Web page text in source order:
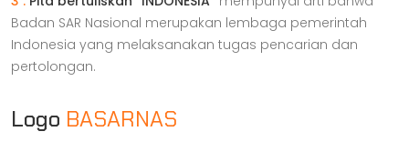
Badan SAR Nasional merupakan lembaga pemerintah
Indonesia yang melaksanakan tugas pencarian dan
pertolongan.
Logo BASARNAS